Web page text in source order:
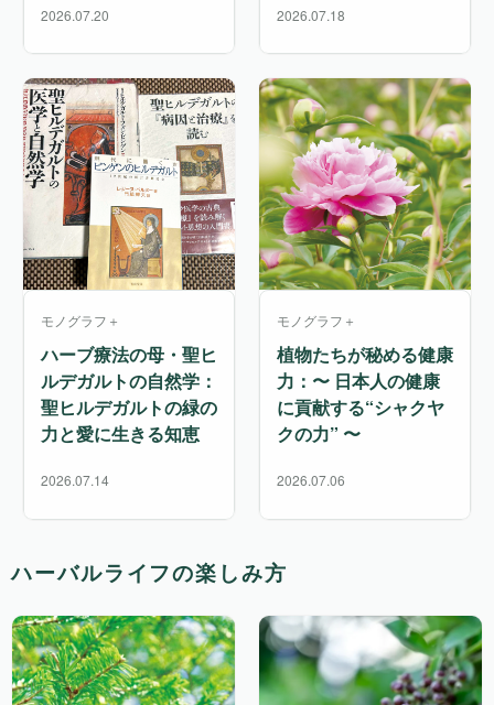
2026.07.20 2026.07.18
モノグラフ＋
ハーブ療法の母・聖ヒ
ルデガルトの自然学：
聖ヒルデガルトの緑の
力と愛に生きる知恵
2026.07.14
モノグラフ＋
植物たちが秘める健康
力：〜 日本人の健康
に貢献する“シャクヤ
クの力” 〜
2026.07.06
ハーバルライフの楽しみ方